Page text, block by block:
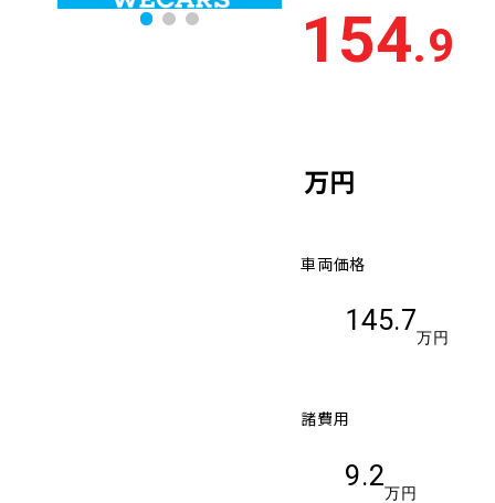
154.9
万円
車両価格
145.7
万円
諸費用
9.2
万円